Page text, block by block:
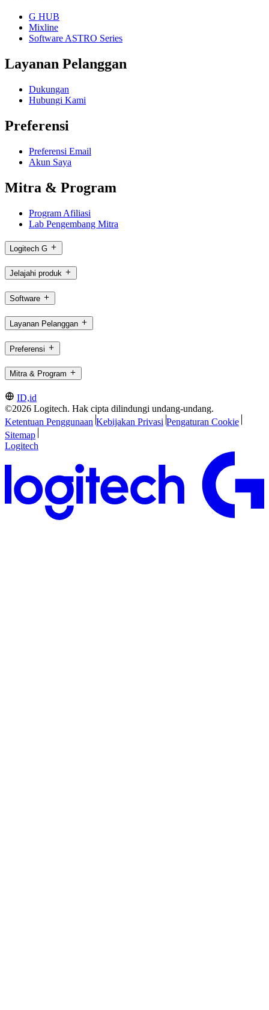
G HUB
Mixline
Software ASTRO Series
Layanan Pelanggan
Dukungan
Hubungi Kami
Preferensi
Preferensi Email
Akun Saya
Mitra & Program
Program Afiliasi
Lab Pengembang Mitra
Logitech G
Jelajahi produk
Software
Layanan Pelanggan
Preferensi
Mitra & Program
ID,id
©2026 Logitech. Hak cipta dilindungi undang-undang.
Ketentuan Penggunaan Kebijakan Privasi Pengaturan Cookie
Sitemap
Logitech